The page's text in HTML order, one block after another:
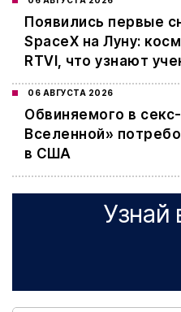
Появились первые
SpaceX на Луну:
RTVI, что узнают
06 АВГУСТА 2026
Обвиняемого в
Вселенной»
в США
Узнай